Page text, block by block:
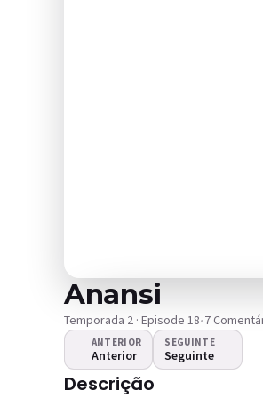
O vídeo
Anansi
Temporada 2 · Episode 18•7
ANTERIOR
Anterior
SEGUINTE
Seguinte
Descrição